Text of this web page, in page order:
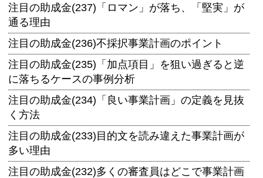
注目の助成金(237)「ロマン」が落ち、「堅実」が
通る理由
注目の助成金(236)不採択事業計画のポイント
注目の助成金(235)「加点項目」を狙い過ぎると逆
に落ちるケースの事例分析
注目の助成金(234)「良い事業計画」の定義を見抜
く方法
注目の助成金(233)目的文を読み違えた事業計画が
多い理由
注目の助成金(232)多くの審査員はどこで事業計画